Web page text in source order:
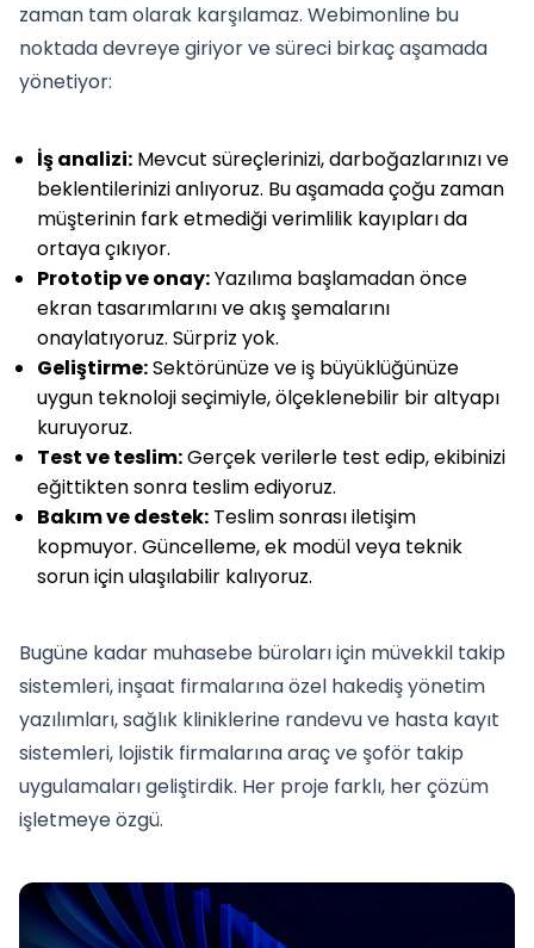
zaman tam olarak karşılamaz. Webimonline bu
noktada devreye giriyor ve süreci birkaç aşamada
yönetiyor:
İş analizi: Mevcut süreçlerinizi, darboğazlarınızı ve
beklentilerinizi anlıyoruz. Bu aşamada çoğu zaman
müşterinin fark etmediği verimlilik kayıpları da
ortaya çıkıyor.
Prototip ve onay:Yazılıma başlamadan önce
ekran tasarımlarını ve akış şemalarını
onaylatıyoruz. Sürpriz yok.
Geliştirme:Sektörünüze ve iş büyüklüğünüze
uygun teknoloji seçimiyle, ölçeklenebilir bir altyapı
kuruyoruz.
Test ve teslim:Gerçek verilerle test edip, ekibinizi
eğittikten sonra teslim ediyoruz.
Bakım ve destek: Teslim sonrası iletişim
kopmuyor. Güncelleme, ek modül veya teknik
sorun için ulaşılabilir kalıyoruz.
Bugüne kadar muhasebe büroları için müvekkil takip
sistemleri, inşaat firmalarına özel hakediş yönetim
yazılımları, sağlık kliniklerine randevu ve hasta kayıt
sistemleri, lojistik firmalarına araç ve şoför takip
uygulamaları geliştirdik. Her proje farklı, her çözüm
işletmeye özgü.